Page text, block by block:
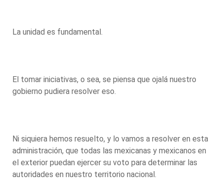
La unidad es fundamental.
El tomar iniciativas, o sea, se piensa que ojalá nuestro
gobierno pudiera resolver eso.
Ni siquiera hemos resuelto, y lo vamos a resolver en esta
administración, que todas las mexicanas y mexicanos en
el exterior puedan ejercer su voto para determinar las
autoridades en nuestro territorio nacional.